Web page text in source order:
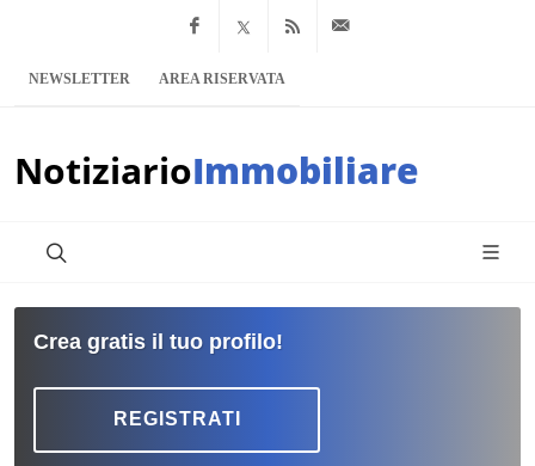
Facebook
x.com Feed RSS
NEWSLETTER AREA RISERVATA
NotiziarioImmobiliare
Crea gratis il tuo profilo!
REGISTRATI